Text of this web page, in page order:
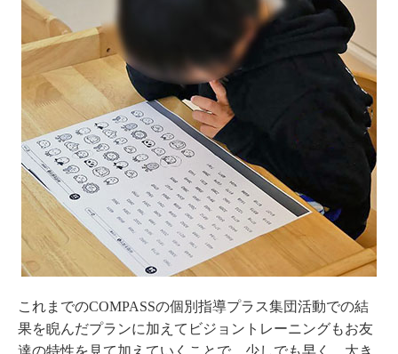
これまでのCOMPASSの個別指導プラス集団活動での結
果を睨んだプランに加えてビジョントレーニングもお友
達の特性を見て加えていくことで、少しでも早く、大き